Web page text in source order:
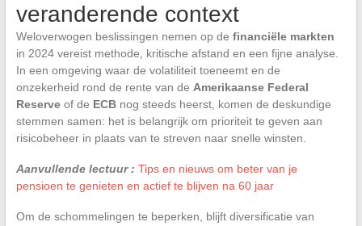
veranderende context
Weloverwogen beslissingen nemen op de financiële markten
in 2024 vereist methode, kritische afstand en een fijne analyse.
In een omgeving waar de volatiliteit toeneemt en de
onzekerheid rond de rente van de Amerikaanse Federal
Reserveof de ECBnog steeds heerst, komen de deskundige
stemmen samen: het is belangrijk om prioriteit te geven aan
risicobeheer in plaats van te streven naar snelle winsten.
Aanvullende lectuur : Tips en nieuws om beter van je
pensioen te genieten en actief te blijven na 60 jaar
Om de schommelingen te beperken, blijft diversificatie van